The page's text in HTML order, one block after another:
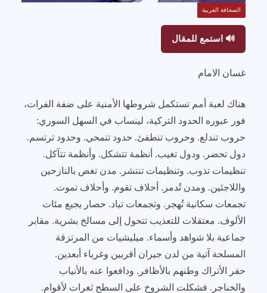
الصحافة العربية
🔊 استمع للمقال
غسان الامام
هناك لعبة أمم تستكمل شروطها الأمنية على ضفة الفرات،
فور عبوره الحدود التركية، لينساب في السهل السوري:
حروب تندلع. وحروب تنطفئ. حدود تنمحي. وحدود ترتسم.
دول تحضر. ودول تغيب. أنظمة تتشكل. وأنظمة تتآكل.
تنظيمات تذوب. وتنظيمات تنتشر. مدن تغص بالنازحين
واللاجئين. ومدن تُدمر. أحلاف تقوم. وأحلاف تموت.
تجمعات سكانية تُهجر. وتجمعات تباد. حصار يجيع مئات
الألوف. معتقلات للتعذيب تتحول إلى مسالخ بشرية. مقابر
جماعية بلا شواهد وأسماء. ميليشيات من المرتزقة
المسلحة آتية من لدن جيران أقربين وغرباء أبعدين.
حفر الأتراك وطنهم بالأظافر. ودافعوا عنه بالأنياب
والخناجر. فشكلت الشروخ على السطح ثغرات لأقوام.